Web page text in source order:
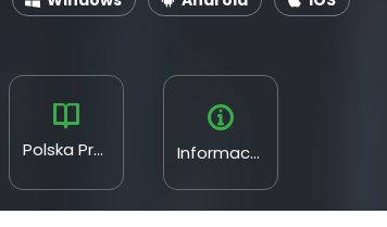
Polska Press Informacyjne